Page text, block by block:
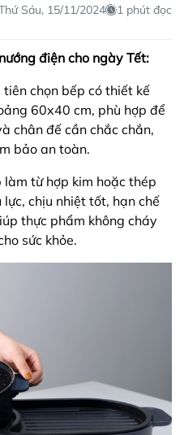
Sáu, 15/11/2024 1 phút đọc
điện cho ngày Tết:
tiên chọn bếp có thiết kế
60x40 cm, phù hợp để
chân đế cần chắc chắn,
bảo an toàn.
làm từ hợp kim hoặc thép
chịu nhiệt tốt, hạn chế
thực phẩm không cháy
sức khỏe.